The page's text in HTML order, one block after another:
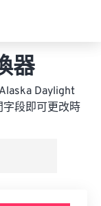
器
Daylight
段即可更改時